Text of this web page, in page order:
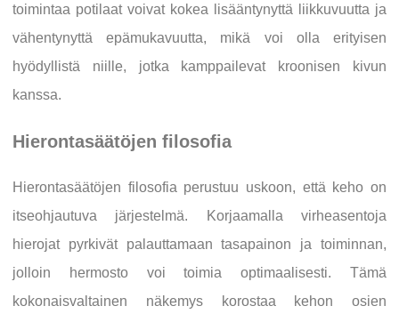
toimintaa potilaat voivat kokea lisääntynyttä liikkuvuutta ja
vähentynyttä epämukavuutta, mikä voi olla erityisen
hyödyllistä niille, jotka kamppailevat kroonisen kivun
kanssa.
Hierontasäätöjen filosofia
Hierontasäätöjen filosofia perustuu uskoon, että keho on
itseohjautuva järjestelmä. Korjaamalla virheasentoja
hierojat pyrkivät palauttamaan tasapainon ja toiminnan,
jolloin hermosto voi toimia optimaalisesti. Tämä
kokonaisvaltainen näkemys korostaa kehon osien